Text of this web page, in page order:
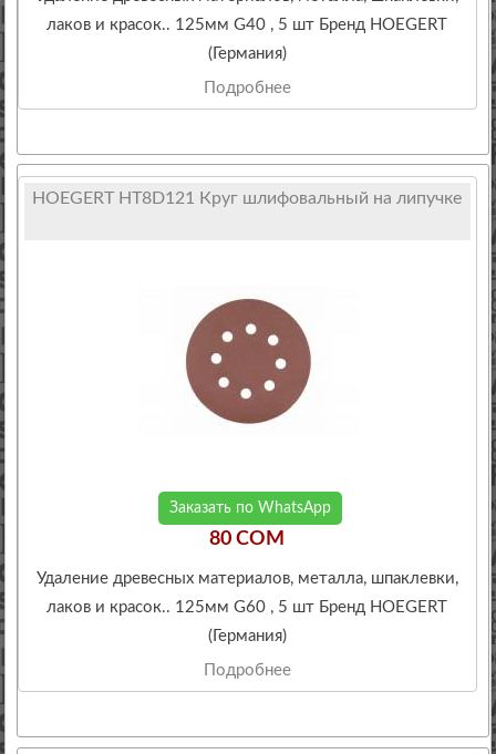
лаков и красок.. 125мм G40 , 5 шт Бренд HOEGERT
(Германия)
Подробнее
HOEGERT HT8D121 Круг шлифовальный на липучке
Заказать по WhatsApp
80 COM
Удаление древесных материалов, металла, шпаклевки,
лаков и красок.. 125мм G60 , 5 шт Бренд HOEGERT
(Германия)
Подробнее